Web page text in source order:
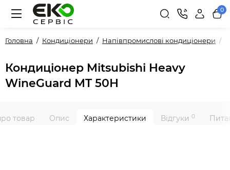
0
Головна Кондиціонери Напівпромислові кондиціонери
Кондиціонер Mitsubishi Heavy
WineGuard MT 50Н
товар Опис Характеристики Відгуки 0